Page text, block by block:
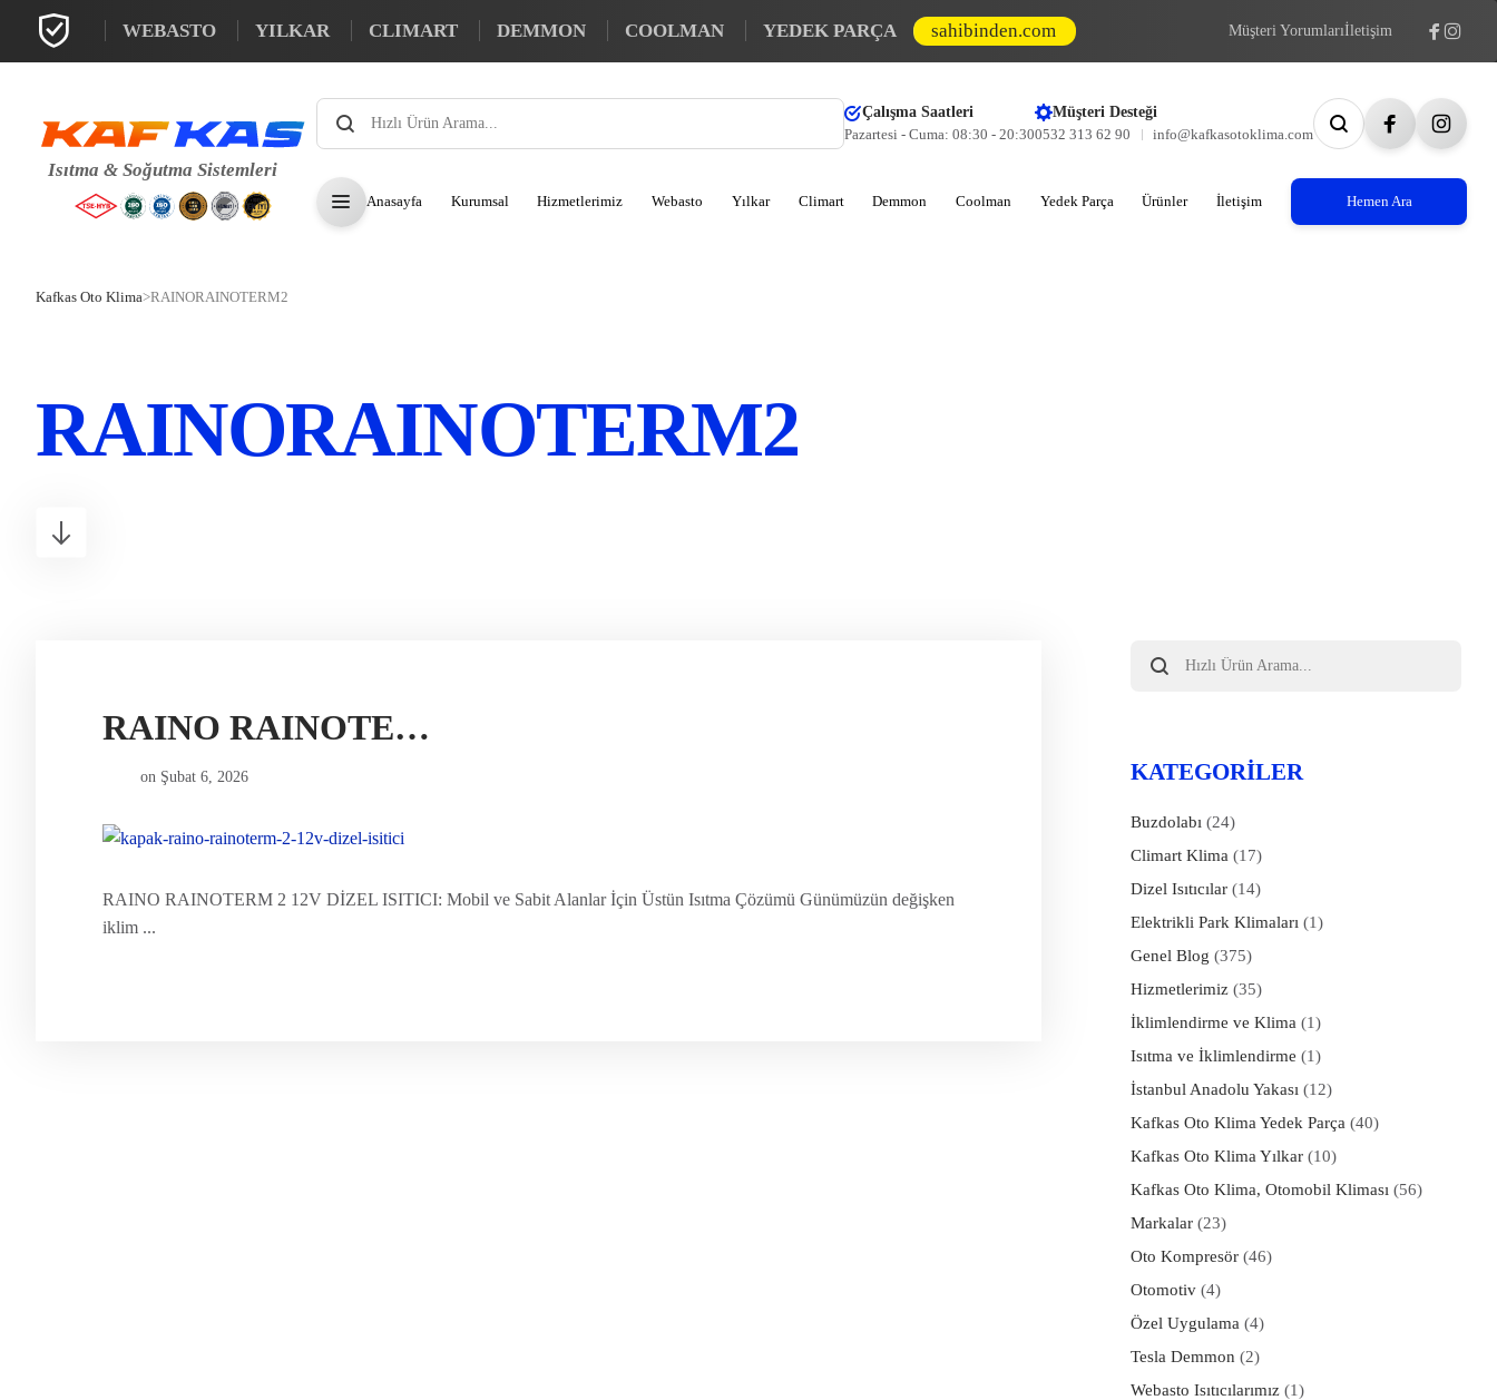
WEBASTO YILKAR CLIMART DEMMON COOLMAN YEDEK PARÇA sahibinden.com Müşteri Yorumlarıİletişim
Products
search
Çalışma Saatleri
Pazartesi - Cuma: 08:30 - 20:30
Müşteri Desteği
0532 313 62 90
info@kafkasotoklima.com
Anasayfa Kurumsal Hizmetlerimiz Webasto Yılkar Climart Demmon Coolman Yedek Parça Ürünler İletişim Hemen Ara
Kafkas Oto Klima>RAINORAINOTERM2
RAINORAINOTERM2
RAINO RAINOTERM 2 12V DİZEL ISITICI
on Şubat 6, 2026
RAINO RAINOTERM 2 12V DİZEL ISITICI: Mobil ve Sabit Alanlar İçin Üstün Isıtma Çözümü Günümüzün değişken
iklim ...
search
KATEGORILER
Buzdolabı (24)
Climart Klima (17)
Dizel Isıtıcılar (14)
Elektrikli Park Klimaları (1)
Genel Blog (375)
Hizmetlerimiz (35)
İklimlendirme ve Klima (1)
Isıtma ve İklimlendirme (1)
İstanbul Anadolu Yakası (12)
Kafkas Oto Klima Yedek Parça (40)
Kafkas Oto Klima Yılkar (10)
Kafkas Oto Klima, Otomobil Kliması (56)
Markalar (23)
Oto Kompresör (46)
Otomotiv (4)
Özel Uygulama (4)
Tesla Demmon (2)
Webasto Isıtıcılarımız (1)